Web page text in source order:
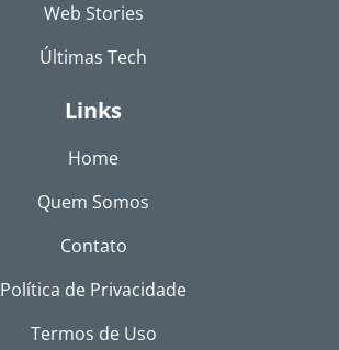
Web Stories
Últimas Tech
Links
Home
Quem Somos
Contato
Política de Privacidade
Termos de Uso